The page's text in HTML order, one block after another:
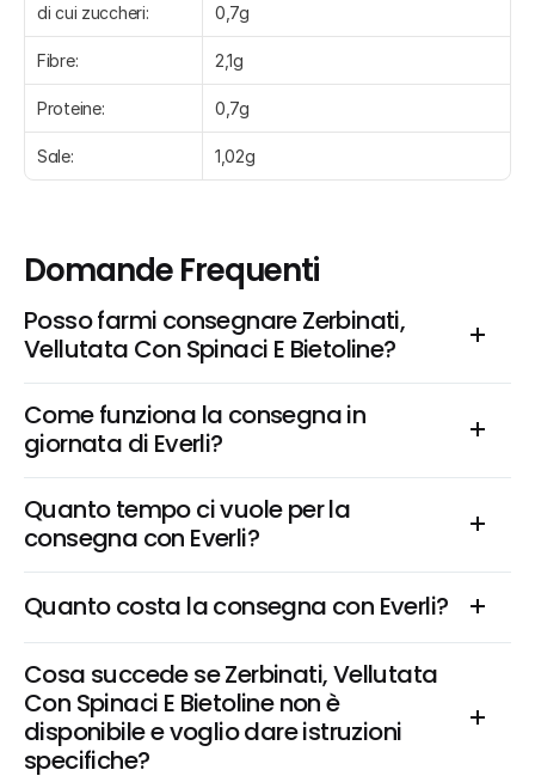
di cui zuccheri: 0,7g
Fibre: 2,1g
Proteine: 0,7g
Sale: 1,02g
Domande Frequenti
Posso farmi consegnare Zerbinati,
Vellutata Con Spinaci E Bietoline?
Come funziona la consegna in
giornata di Everli?
Quanto tempo ci vuole per la
consegna con Everli?
Quanto costa la consegna con Everli?
Cosa succede se Zerbinati, Vellutata
Con Spinaci E Bietoline non è
disponibile e voglio dare istruzioni
specifiche?